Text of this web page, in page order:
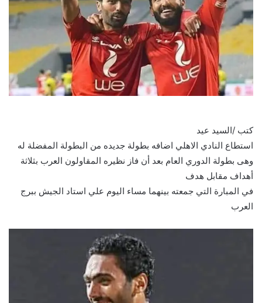
كتب /السيد عيد
استطاع النادي الاهلي اضافه بطولة جديده من البطولة المفضلة له
وهى بطولة الدوري العام بعد أن فاز نظيره المقاولون العرب بثلاثة
أهداف مقابل هدف
في المبارة التي جمعته بينهما مساء اليوم علي استاد الجيش ببرج
العرب